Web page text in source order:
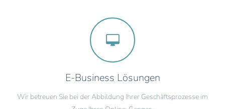
E-Business Lösungen
Wir betreuen Sie bei der Abbildung Ihrer Geschäftsprozesse im